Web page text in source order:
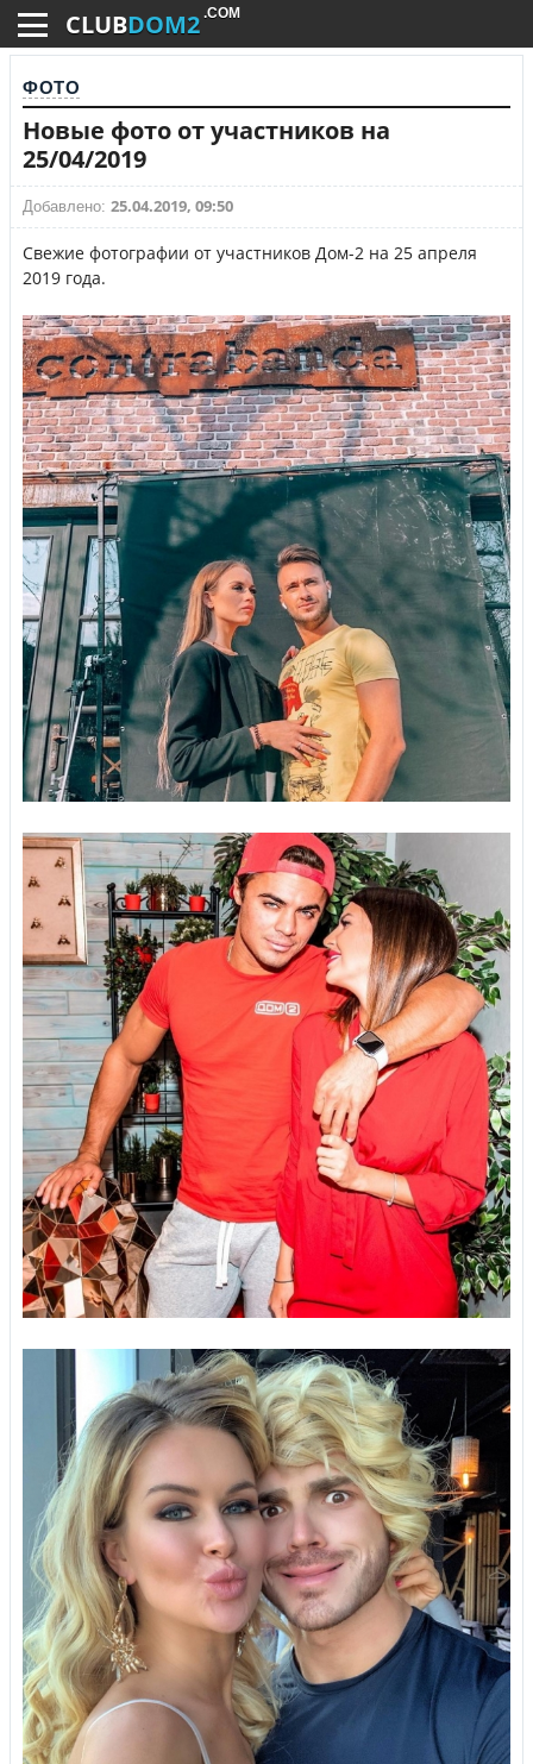
CLUBDOM2 .COM
ФОТО
Новые фото от участников на
25/04/2019
Добавлено: 25.04.2019, 09:50
Свежие фотографии от участников Дом-2 на 25 апреля
2019 года.